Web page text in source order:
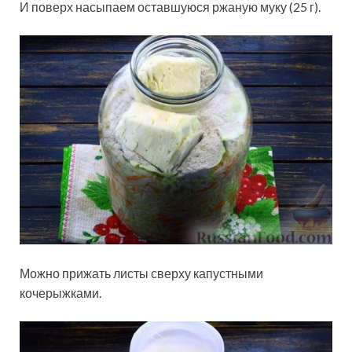
И поверх насыпаем оставшуюся ржаную муку (25 г).
Можно прижать листы сверху капустными
кочерыжками.